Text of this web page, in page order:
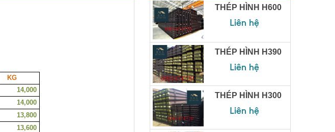
KG
14,000
14,000
13,800
13,600
THÉP HÌNH H600
Liên hệ
THÉP HÌNH H390
Liên hệ
THÉP HÌNH H300
Liên hệ